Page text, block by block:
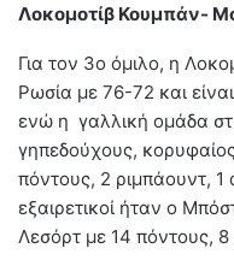
Λοκομοτίβ Κουμπάν-
Για τον 3ο όμιλο, η
Ρωσία με 76-72 και
ενώ η γαλλική ομάδα
γηπεδούχους,
πόντους, 2 ριμπάουντ, 1
εξαιρετικοί ήταν ο
Λεσόρτ με 14 πόντους, 8